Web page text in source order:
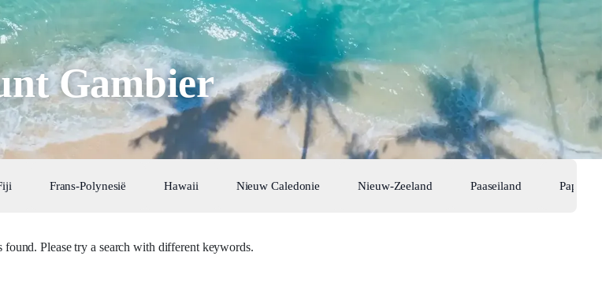
Gambier
Frans-Polynesië Hawaii Nieuw Caledonie Nieuw-Zeeland Paaseiland Papoea
found. Please try a search with different keywords.